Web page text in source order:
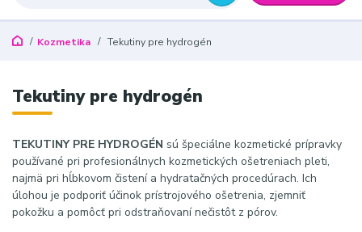
Kozmetika Tekutiny pre hydrogén
Tekutiny pre hydrogén
TEKUTINY PRE HYDROGÉN sú špeciálne kozmetické prípravky
používané pri profesionálnych kozmetických ošetreniach pleti,
najmä pri hĺbkovom čistení a hydratačných procedúrach. Ich
úlohou je podporiť účinok prístrojového ošetrenia, zjemniť
pokožku a pomôcť pri odstraňovaní nečistôt z pórov.